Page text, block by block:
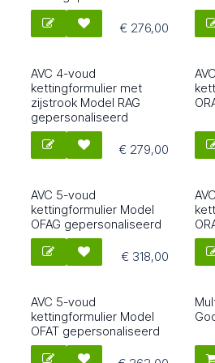
€ 276,00
1662 Gepersonaliseerd
AVC 4-voud
kettingformulier met
zijstrook Model RAG
gepersonaliseerd
€ 279,00
1669 Gepersonaliseerd
AVC 5-voud
kettingformulier Model
OFAG gepersonaliseerd
€ 318,00
1687 Gepersonaliseerd
AVC 5-voud
kettingformulier Model
OFAT gepersonaliseerd